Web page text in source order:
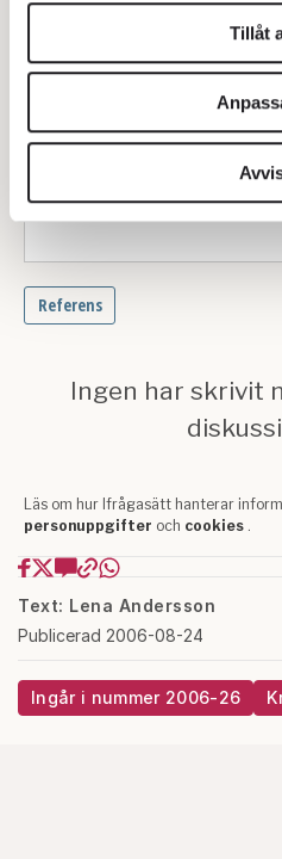
Vi använder
för sociala medier och
vidarebefordrar även sådana
information från din enhet till
annons- och analysföretag
Dessa kan i sin tur kombinera
information som du har
samlat in när du har använt
Om du vill läsa mer om hur
Tillåt
Text: Lena Andersson
Publicerad 2006-08-24
Ingår i nummer 2006-26